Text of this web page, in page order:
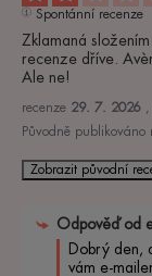
Spontánní recenze
Zklamaná
recenze dříve.
Ale ne!
recenze 29. 7. 2026
Původně publikováno
Zobrazit původní
Odpověď od
Dobrý den,
vám e-